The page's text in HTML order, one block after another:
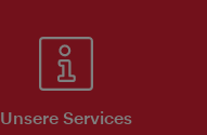
Unsere Services